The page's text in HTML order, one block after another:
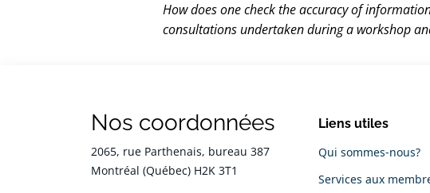
How does one check the accuracy of
consultations undertaken during a workshop
Nos coordonnées
2065, rue Parthenais, bureau 387
Montréal (Québec) H2K 3T1
Liens utiles
Qui sommes-nous?
Services aux